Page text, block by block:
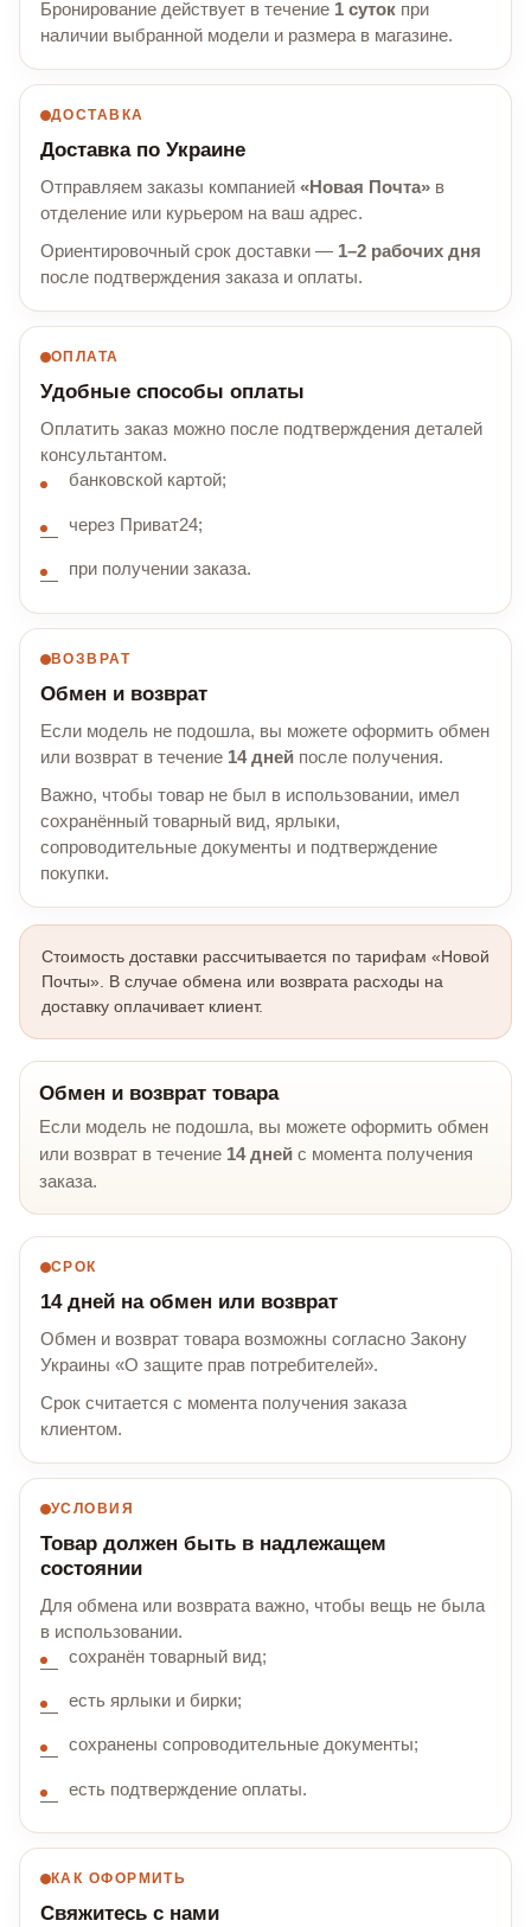
Бронирование действует в течение 1 суток при
наличии выбранной модели и размера в магазине.
ДОСТАВКА
Доставка по Украине
Отправляем заказы компанией «Новая Почта» в
отделение или курьером на ваш адрес.
Ориентировочный срок доставки — 1–2 рабочих дня
после подтверждения заказа и оплаты.
ОПЛАТА
Удобные способы оплаты
Оплатить заказ можно после подтверждения деталей
консультантом.
банковской картой;
через Приват24;
при получении заказа.
ВОЗВРАТ
Обмен и возврат
Если модель не подошла, вы можете оформить обмен
или возврат в течение 14 дней после получения.
Важно, чтобы товар не был в использовании, имел
сохранённый товарный вид, ярлыки,
сопроводительные документы и подтверждение
покупки.
Стоимость доставки рассчитывается по тарифам «Новой
Почты». В случае обмена или возврата расходы на
доставку оплачивает клиент.
Обмен и возврат товара
Если модель не подошла, вы можете оформить обмен
или возврат в течение 14 дней с момента получения
заказа.
СРОК
14 дней на обмен или возврат
Обмен и возврат товара возможны согласно Закону
Украины «О защите прав потребителей».
Срок считается с момента получения заказа
клиентом.
УСЛОВИЯ
Товар должен быть в надлежащем
состоянии
Для обмена или возврата важно, чтобы вещь не была
в использовании.
сохранён товарный вид;
есть ярлыки и бирки;
сохранены сопроводительные документы;
есть подтверждение оплаты.
КАК ОФОРМИТЬ
Свяжитесь с нами